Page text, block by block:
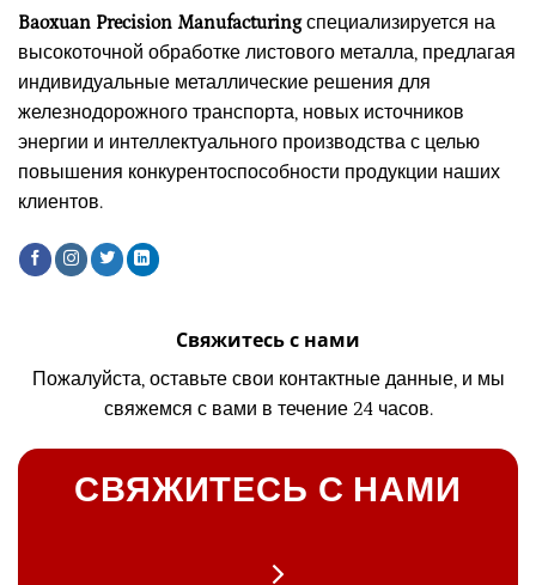
Baoxuan Precision Manufacturingспециализируется на
высокоточной обработке листового металла, предлагая
индивидуальные металлические решения для
железнодорожного транспорта, новых источников
энергии и интеллектуального производства с целью
повышения конкурентоспособности продукции наших
клиентов.
Свяжитесь с нами
Пожалуйста, оставьте свои контактные данные, и мы
свяжемся с вами в течение 24 часов.
СВЯЖИТЕСЬ С НАМИ